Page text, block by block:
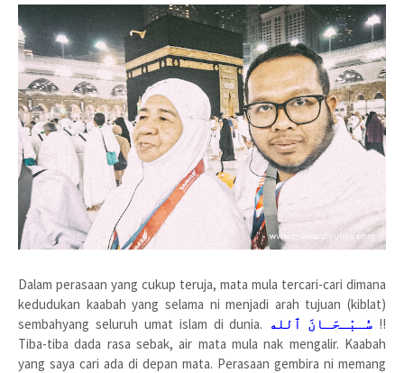
Dalam perasaan yang cukup teruja, mata mula tercari-cari dimana
kedudukan kaabah yang selama ni menjadi arah tujuan (kiblat)
sembahyang seluruh umat islam di dunia.
!!
Tiba-tiba dada rasa sebak, air mata mula nak mengalir. Kaabah
yang saya cari ada di depan mata. Perasaan gembira ni memang